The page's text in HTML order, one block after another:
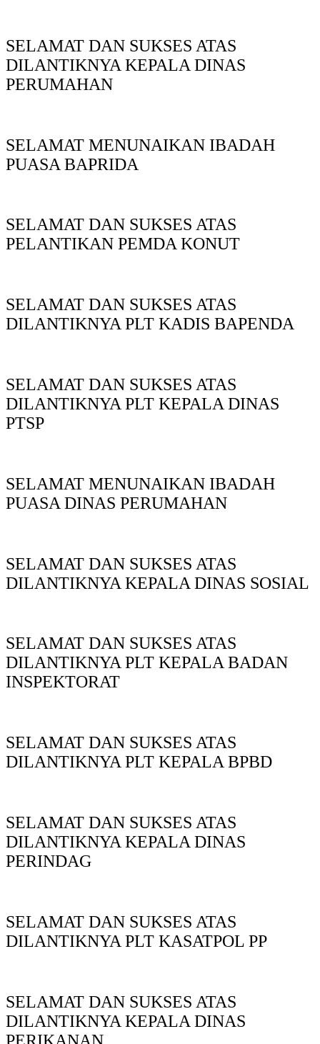
SELAMAT DAN SUKSES ATAS
DILANTIKNYA KEPALA DINAS
PERUMAHAN
SELAMAT MENUNAIKAN IBADAH
PUASA BAPRIDA
SELAMAT DAN SUKSES ATAS
PELANTIKAN PEMDA KONUT
SELAMAT DAN SUKSES ATAS
DILANTIKNYA PLT KADIS BAPENDA
SELAMAT DAN SUKSES ATAS
DILANTIKNYA PLT KEPALA DINAS
PTSP
SELAMAT MENUNAIKAN IBADAH
PUASA DINAS PERUMAHAN
SELAMAT DAN SUKSES ATAS
DILANTIKNYA KEPALA DINAS SOSIAL
SELAMAT DAN SUKSES ATAS
DILANTIKNYA PLT KEPALA BADAN
INSPEKTORAT
SELAMAT DAN SUKSES ATAS
DILANTIKNYA PLT KEPALA BPBD
SELAMAT DAN SUKSES ATAS
DILANTIKNYA KEPALA DINAS
PERINDAG
SELAMAT DAN SUKSES ATAS
DILANTIKNYA PLT KASATPOL PP
SELAMAT DAN SUKSES ATAS
DILANTIKNYA KEPALA DINAS
PERIKANAN